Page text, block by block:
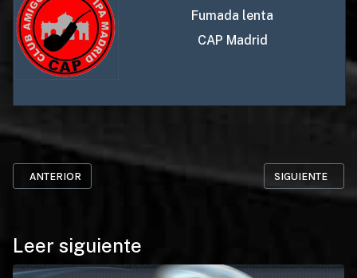
Leer siguiente
Fumada lenta
CAP Madrid
ARTÍCULO ANTERIOR: CALENDARIO PRÓXIMAS FUMADAS Y
ANTERIOR ARTÍCULO
SIGUIENTE